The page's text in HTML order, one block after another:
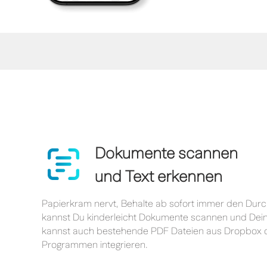
Dokumente scannen
und Text erkennen
Papierkram nervt, Behalte ab sofort immer den
kannst Du kinderleicht Dokumente scannen und
kannst auch bestehende PDF Dateien aus Dropbox
Programmen integrieren.